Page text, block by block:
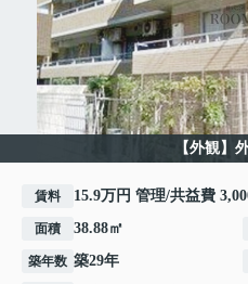
【外観】
賃料 15.9万円 管理/共益費
面積 38.88㎡
築年数 築29年